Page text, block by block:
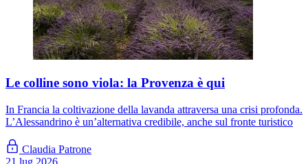
Le colline sono viola: la Provenza è qui
In Francia la coltivazione della lavanda attraversa una crisi profonda.
L’Alessandrino è un’alternativa credibile, anche sul fronte turistico
Claudia Patrone
21 lug 2026